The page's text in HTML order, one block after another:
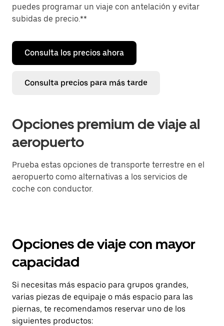
puedes programar un viaje con antelación y evitar
subidas de precio.**
Consulta los precios ahora
Consulta precios para más tarde
Opciones premium de viaje al
aeropuerto
Prueba estas opciones de transporte terrestre en el
aeropuerto como alternativas a los servicios de
coche con conductor.
Opciones de viaje con mayor
capacidad
Si necesitas más espacio para grupos grandes,
varias piezas de equipaje o más espacio para las
piernas, te recomendamos reservar uno de los
siguientes productos: